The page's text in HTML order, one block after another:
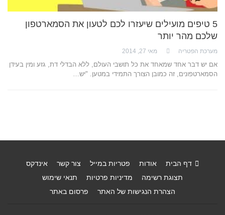
5 טיפים מועילים שיעזרו לכם לטעון את הסמארטפון
שלכם מהר יותר
מערכת הפטריה מאי 27, 2014
אם יש דבר אחד שמאחד את כל תושבי העולם, ללא הבדלי דת, גזע ומין בעידן
הסמארטפונים, זה כמובן הצורך התמידי במטען. "יש…
דף הבית אודות פטריות במייל צור קשר
אינדקס
תצוגת רשימה
מדיניות פרטיות
תנאי שימוש
הצהרת הנגישות של האתר
פרסום באתר